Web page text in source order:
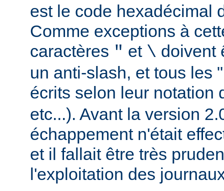
est le code hexadécimal
Comme exceptions à
caractères " et \ doivent
un anti-slash, et tous les
écrits selon leur notation
etc...). Avant la version
échappement n'était
et il fallait être très
l'exploitation des